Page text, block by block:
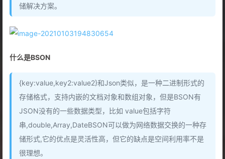
储解决方案。
什么是BSON
{key:value,key2:value2}和Json类似，是一种二进制形式的
存储格式，支持内嵌的文档对象和数组对象，但是BSON有
JSON没有的一些数据类型，比如 value包括字符
串,double,Array,DateBSON可以做为网络数据交换的一种存
储形式,它的优点是灵活性高，但它的缺点是空间利用率不是
很理想。